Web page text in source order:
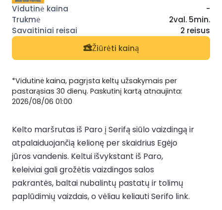
-
2val. 5min.
2 reisus
Žiūrėti kainą
*Vidutinė kaina, pagrįsta keltų užsakymais per
pastarąsias 30 dienų. Paskutinį kartą atnaujinta:
2026/08/06 01:00
Kelto maršrutas iš Paro į Serifą siūlo vaizdingą ir
atpalaiduojančią kelionę per skaidrius Egėjo
jūros vandenis. Keltui išvykstant iš Paro,
keleiviai gali grožėtis vaizdingos salos
pakrantės, baltai nubalintų pastatų ir tolimų
paplūdimių vaizdais, o vėliau keliauti Serifo link.